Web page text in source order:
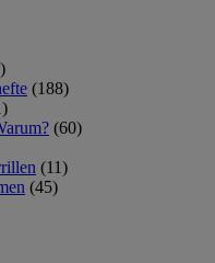
(188)
(60)
(11)
(45)